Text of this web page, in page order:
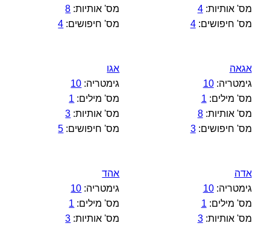
מס' אותיות:4
מס' חיפושים:4
מס' אותיות: 8
מס' חיפושים: 4
אגאה
גימטריה:10
מס' מילים: 1
מס' אותיות:8
מס' חיפושים:3
אגו
גימטריה: 10
מס' מילים: 1
מס' אותיות: 3
מס' חיפושים: 5
אדה
גימטריה:10
מס' מילים: 1
מס' אותיות:3
אהד
גימטריה: 10
מס' מילים: 1
מס' אותיות: 3